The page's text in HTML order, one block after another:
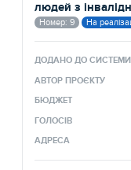
людей з
Номер: 9 На
ДОДАНО ДО СИСТЕМИ
АВТОР ПРОЄКТУ
БЮДЖЕТ
ГОЛОСІВ
АДРЕСА